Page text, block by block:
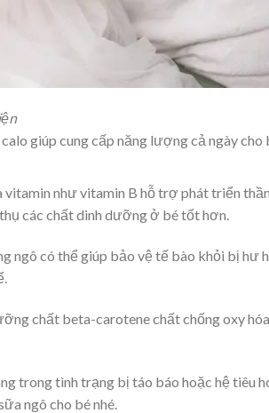
giúp cung cấp năng lượng cả ngày cho
vitamin như vitamin B hỗ trợ phát triển
các chất dinh dưỡng ở bé tốt hơn.
ngô có thể giúp bảo vệ tế bào khỏi bị hư
chất beta-carotene chất chống oxy hóa
trong tình trạng bị táo báo hoặc hệ tiêu
ngô cho bé nhé.